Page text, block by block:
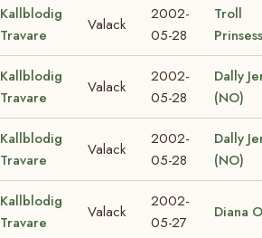
Kallblodig
Travare
Valack
2002-
05-28
Troll
Kallblodig
Travare
Valack
2002-
05-28
Dally
(NO)
Kallblodig
Travare
Valack
2002-
05-28
Dally
(NO)
Kallblodig
Travare
Valack
2002-
05-27
Diana